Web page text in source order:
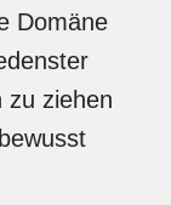
Domäne
zu ziehen